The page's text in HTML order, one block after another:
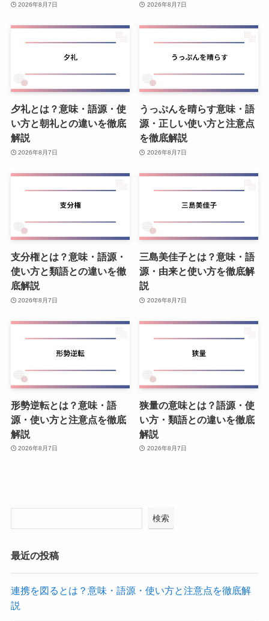
2026年8月7日 2026年8月7日
夕礼とは？意味・語源・使
い方と朝礼との違いを徹底
解説
2026年8月7日
うっぷんを晴らす意味・語
源・正しい使い方と注意点
を徹底解説
2026年8月7日
支分権とは？意味・語源・
使い方と類語との違いを徹
底解説
2026年8月7日
三島美佳子とは？意味・語
源・由来と使い方を徹底解
説
2026年8月7日
形勢逆転とは？意味・語
源・使い方と注意点を徹底
解説
2026年8月7日
狭量の意味とは？語源・使
い方・類語との違いを徹底
解説
2026年8月7日
検索
最近の投稿
連携を図るとは？意味・語源・使い方と注意点を徹底解
説